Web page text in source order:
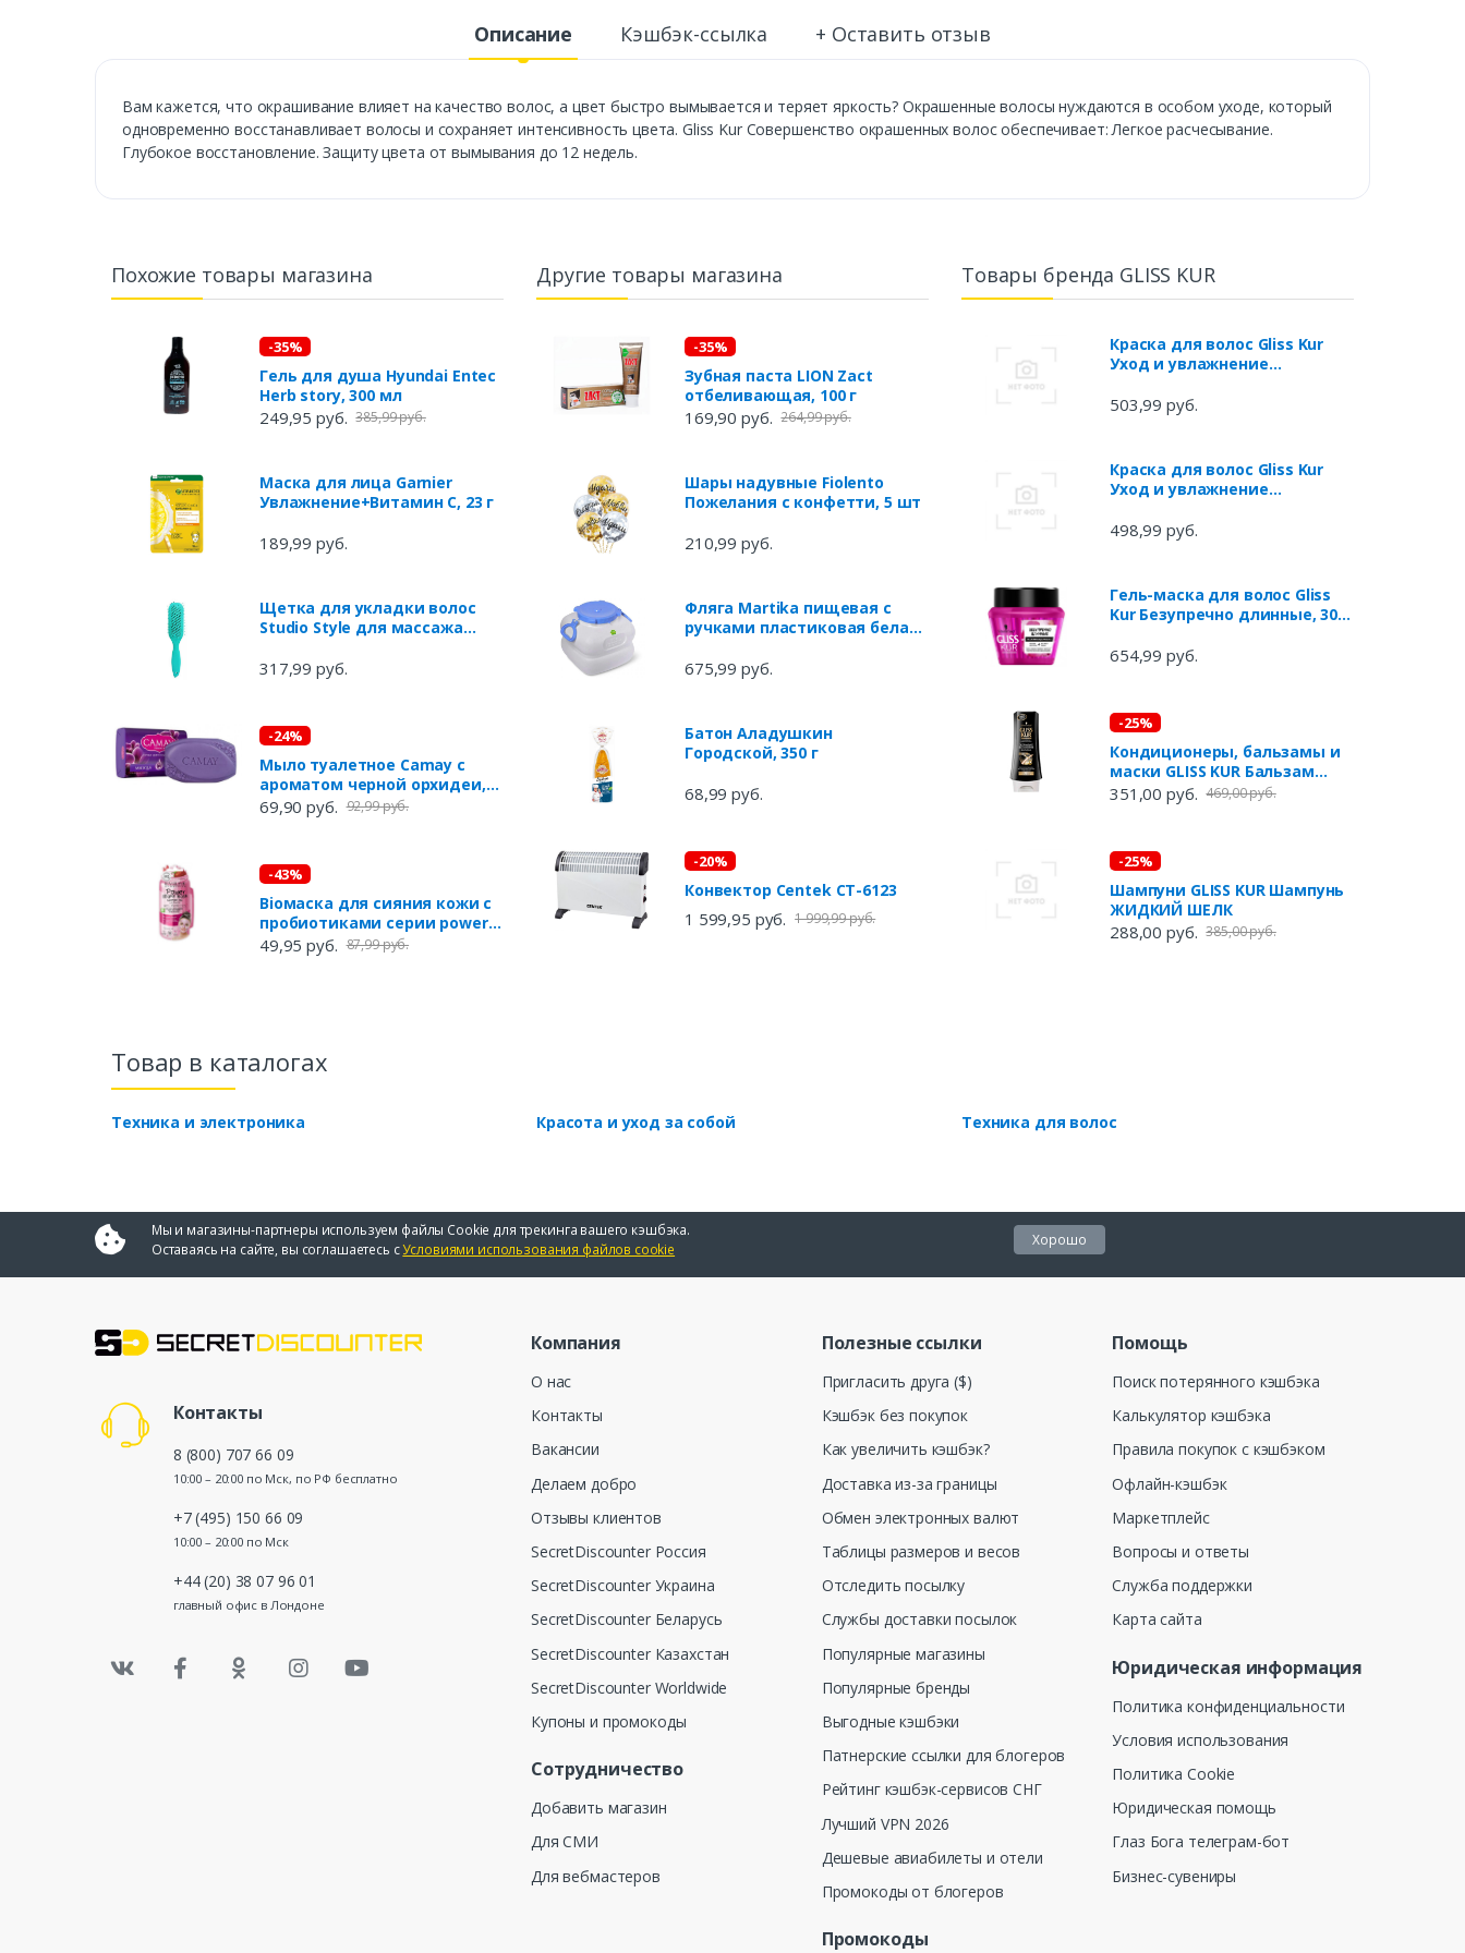
Описание Кэшбэк-ссылка + Оставить отзыв
Вам кажется, что окрашивание влияет на качество волос, а цвет быстро вымывается и теряет яркость? Окрашенные волосы нуждаются в особом уходе, который
одновременно восстанавливает волосы и сохраняет интенсивность цвета. Gliss Kur Совершенство окрашенных волос обеспечивает: Легкое расчесывание.
Глубокое восстановление. Защиту цвета от вымывания до 12 недель.
Похожие товары магазина
-35%
Гель для душа Hyundai Entec
Herb story, 300 мл
249,95 руб. 385,99 руб.
Маска для лица Garnier
Увлажнение+Витамин С, 23 г
189,99 руб.
Щетка для укладки волос
Studio Style для массажа
317,99 руб.
-24%
Мыло туалетное Camay с
ароматом черной орхидеи,
85 г
69,90 руб. 92,99 руб.
-43%
Вioмаска для сияния кожи с
пробиотиками серии power
shake mask Eveline, 10мл
49,95 руб. 87,99 руб.
Другие товары магазина
-35%
Зубная паста LION Zact
отбеливающая, 100 г
169,90 руб. 264,99 руб.
Шары надувные Fiolento
Пожелания с конфетти, 5 шт
210,99 руб.
Фляга Martika пищевая с
ручками пластиковая белая,
675,99 руб.
Батон Аладушкин
Городской, 350 г
68,99 руб.
-20%
Конвектор Centek CT-6123
1 599,95 руб. 1 999,99 руб.
Товары бренда GLISS KUR
Краска для волос Gliss Kur
Уход и увлажнение
7, 142,5 мл
503,99 руб.
Краска для волос Gliss Kur
Уход и увлажнение
тон 6-68, 142,5 мл
498,99 руб.
Гель-маска для волос Gliss
Kur Безупречно длинные, 300
654,99 руб.
-25%
Кондиционеры, бальзамы и
маски GLISS KUR Бальзам
Экстремальное
Восстановление
351,00 руб. 469,00 руб.
-25%
Шампуни GLISS KUR Шампунь
ЖИДКИЙ ШЕЛК
288,00 руб. 385,00 руб.
Товар в каталогах
Техника и электроника Красота и уход за собой Техника для волос
Мы и магазины-партнеры используем файлы Cookie для трекинга вашего кэшбэка.
Оставаясь на сайте, вы соглашаетесь сУсловиями использования файлов cookie
Хорошо
Контакты
8 (800) 707 66 09
10:00 – 20:00 по Мск, по РФ бесплатно
+7 (495) 150 66 09
10:00 – 20:00 по Мск
+44 (20) 38 07 96 01
главный офис в Лондоне
Компания
О нас
Контакты
Вакансии
Делаем добро
Отзывы клиентов
SecretDiscounter Россия
SecretDiscounter Украина
SecretDiscounter Беларусь
SecretDiscounter Казахстан
SecretDiscounter Worldwide
Купоны и промокоды
Сотрудничество
Добавить магазин
Для СМИ
Для вебмастеров
Полезные ссылки
Пригласить друга ($)
Кэшбэк без покупок
Как увеличить кэшбэк?
Доставка из-за границы
Обмен электронных валют
Таблицы размеров и весов
Отследить посылку
Службы доставки посылок
Популярные магазины
Популярные бренды
Выгодные кэшбэки
Патнерские ссылки для блогеров
Рейтинг кэшбэк-сервисов СНГ
Лучший VPN 2026
Дешевые авиабилеты и отели
Промокоды от блогеров
Промокоды
Помощь
Поиск потерянного кэшбэка
Калькулятор кэшбэка
Правила покупок с кэшбэком
Офлайн-кэшбэк
Маркетплейс
Вопросы и ответы
Служба поддержки
Карта сайта
Юридическая информация
Политика конфиденциальности
Условия использования
Политика Cookie
Юридическая помощь
Глаз Бога телеграм-бот
Бизнес-сувениры